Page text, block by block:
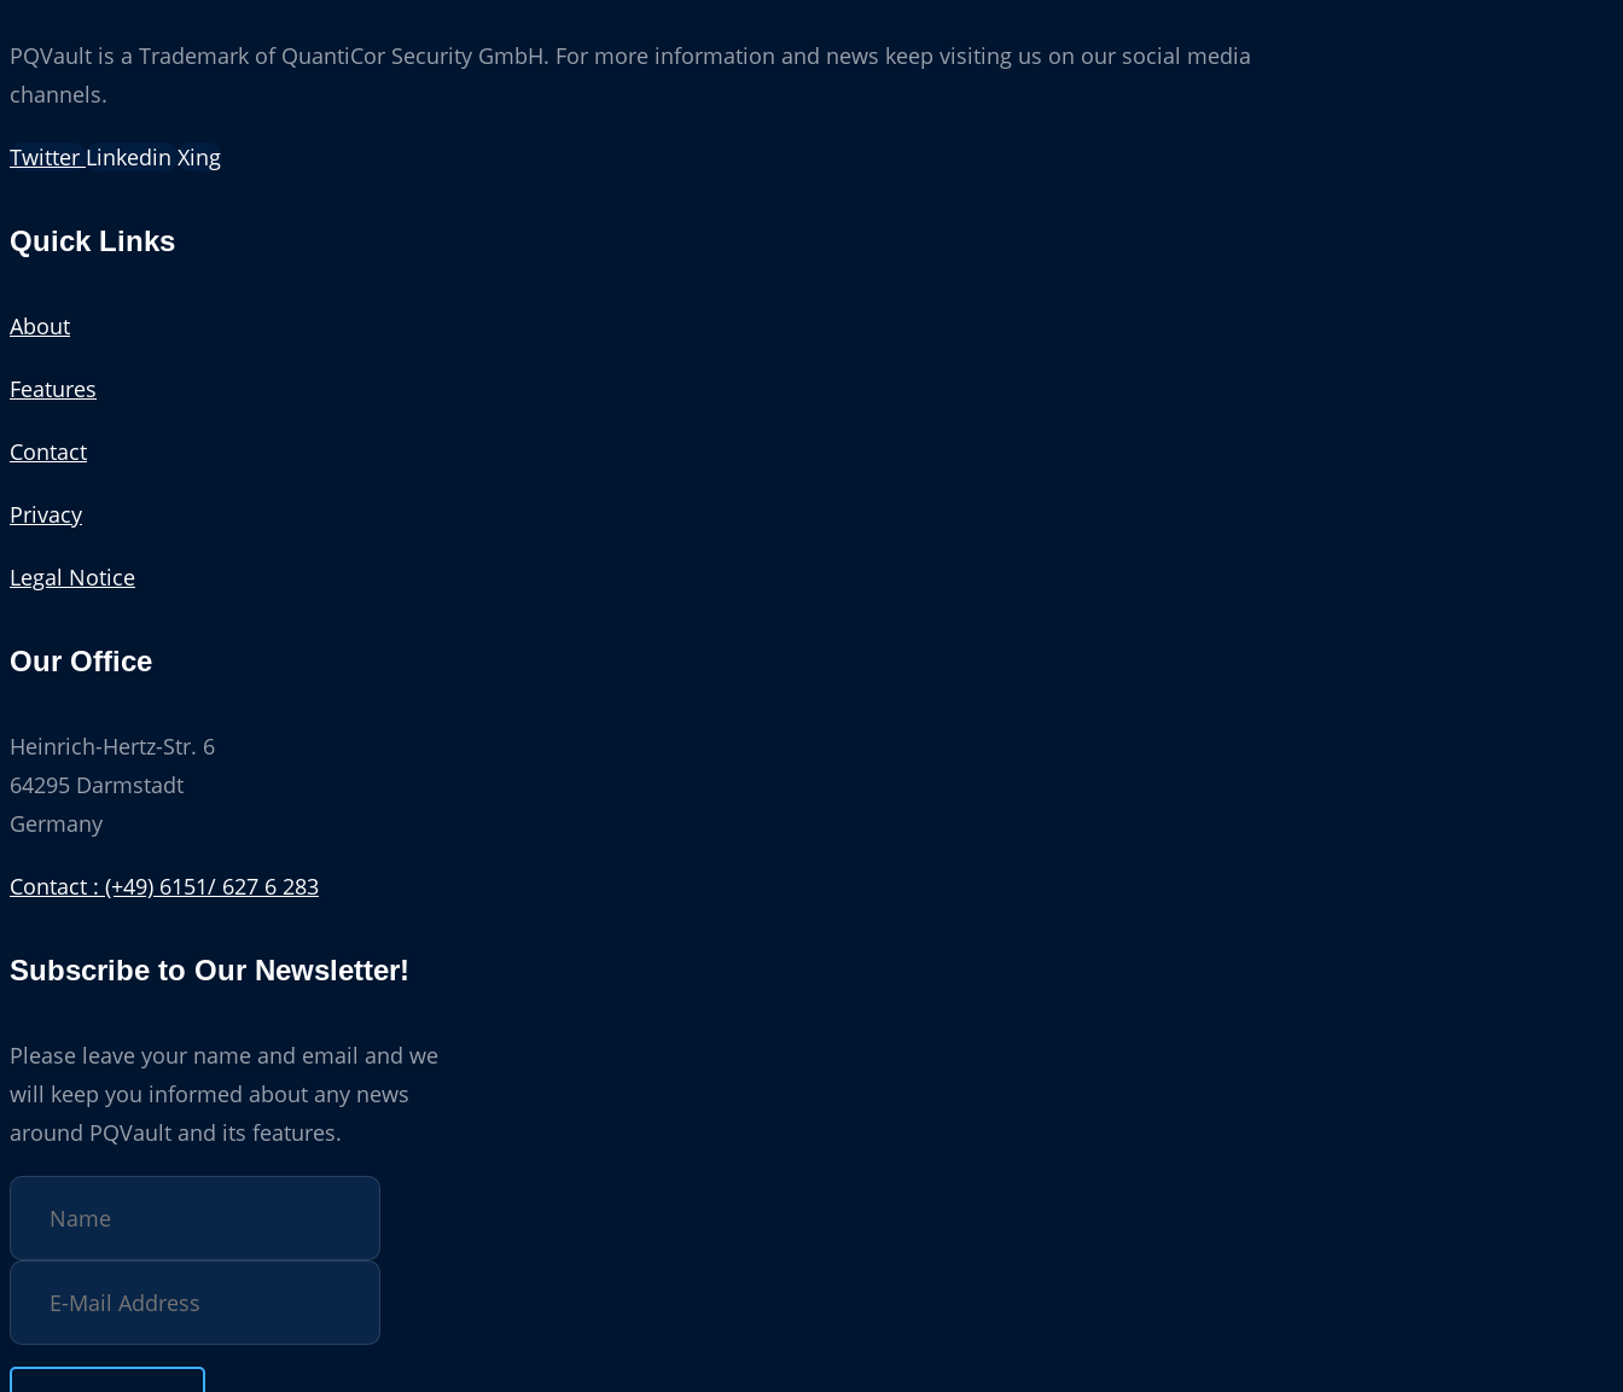
PQVault is a Trademark of QuantiCor Security GmbH. For more information and news keep visiting us on our social media
channels.
Twitter Linkedin Xing
Quick Links
About
Features
Contact
Privacy
Legal Notice
Our Office
Heinrich-Hertz-Str. 6
64295 Darmstadt
Germany
Contact : (+49) 6151/ 627 6 283
Subscribe to Our Newsletter!
Please leave your name and email and we
will keep you informed about any news
around PQVault and its features.